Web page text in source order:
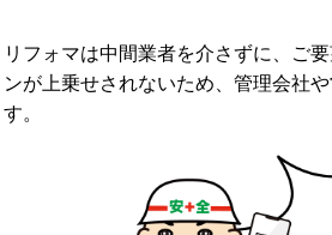
リフォマは中間業者を介さずに、ご
ンが上乗せされないため、管理会社
す。